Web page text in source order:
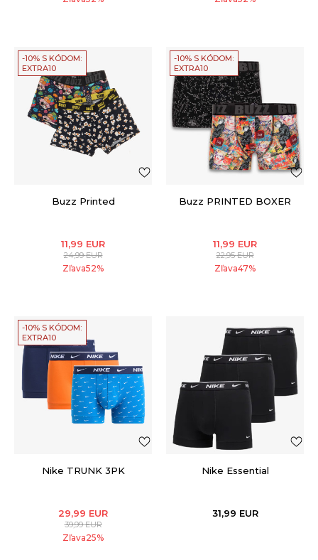
-10% S KÓDOM:
EXTRA10
Buzz Printed
11,99 EUR
24,99EUR
Zľava52%
-10% S KÓDOM:
EXTRA10
Buzz PRINTED BOXER
11,99 EUR
22,95EUR
Zľava47%
-10% S KÓDOM:
EXTRA10
Nike TRUNK 3PK
29,99 EUR
39,99EUR
Zľava25%
Nike Essential
31,99 EUR